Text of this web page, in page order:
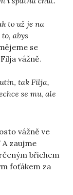
to už je na
abys
se
vážně.
tak Filja,
se mu, ale
vážně ve
A zaujme
břichem
foťákem za